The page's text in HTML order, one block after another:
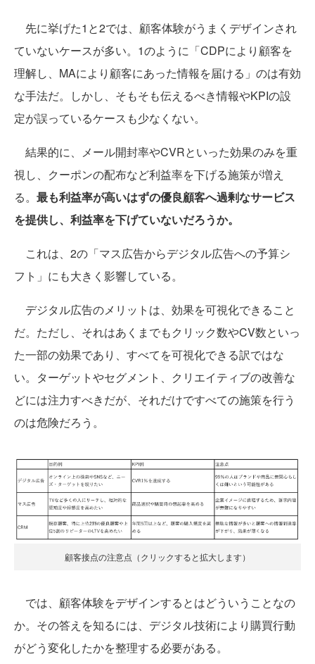
先に挙げた1と2では、顧客体験がうまくデザインされ
ていないケースが多い。1のように「CDPにより顧客を
理解し、MAにより顧客にあった情報を届ける」のは有効
な手法だ。しかし、そもそも伝えるべき情報やKPIの設
定が誤っているケースも少なくない。
結果的に、メール開封率やCVRといった効果のみを重
視し、クーポンの配布など利益率を下げる施策が増え
る。 最も利益率が高いはずの優良顧客へ過剰なサービス
を提供し、利益率を下げていないだろうか。
これは、2の「マス広告からデジタル広告への予算シ
フト」にも大きく影響している。
デジタル広告のメリットは、効果を可視化できること
だ。ただし、それはあくまでもクリック数やCV数といっ
た一部の効果であり、すべてを可視化できる訳ではな
い。ターゲットやセグメント、クリエイティブの改善な
どには注力すべきだが、それだけですべての施策を行う
のは危険だろう。
顧客接点の注意点（クリックすると拡大します）
では、顧客体験をデザインするとはどういうことなの
か。その答えを知るには、デジタル技術により購買行動
がどう変化したかを整理する必要がある。